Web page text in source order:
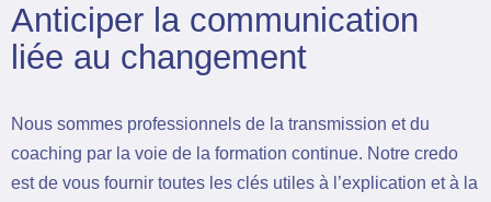
Anticiper la communication
liée au changement
Nous sommes professionnels de la transmission et du
coaching par la voie de la formation continue. Notre credo
est de vous fournir toutes les clés utiles à l’explication et à la